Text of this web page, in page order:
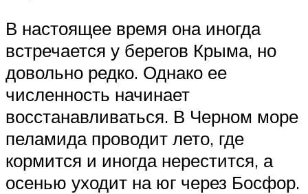
В настоящее время она иногда
встречается у берегов Крыма, но
довольно редко. Однако ее
численность начинает
восстанавливаться. В Черном море
пеламида проводит лето, где
кормится и иногда нерестится, а
осенью уходит на юг через Босфор.